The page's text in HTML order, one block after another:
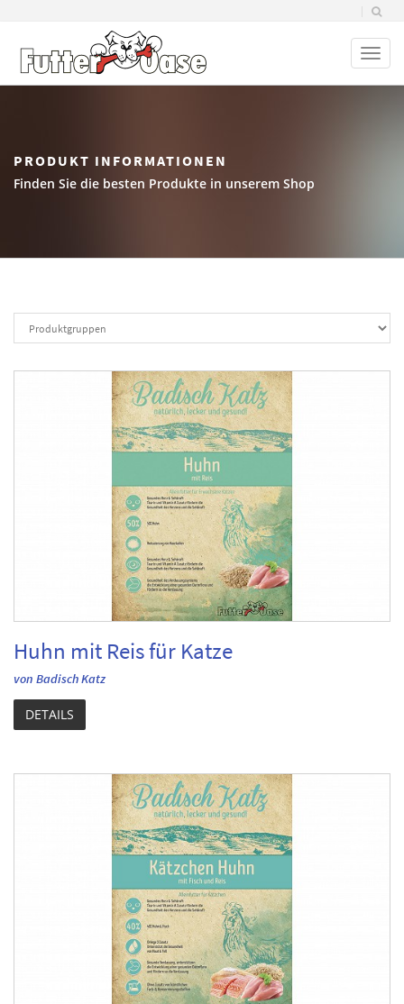
PRODUKT INFORMATIONEN
Finden Sie die besten Produkte in unserem Shop
Huhn mit Reis für Katze
von Badisch Katz
DETAILS